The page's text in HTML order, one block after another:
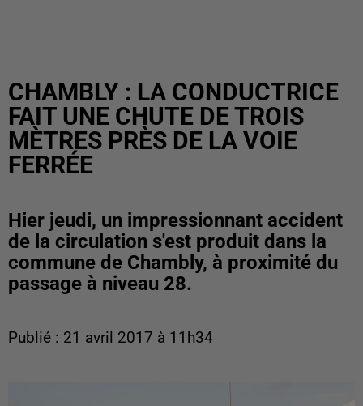
CHAMBLY : LA CONDUCTRICE
FAIT UNE CHUTE DE TROIS
MÈTRES PRÈS DE LA VOIE
FERRÉE
Hier jeudi, un impressionnant accident
de la circulation s'est produit dans la
commune de Chambly, à proximité du
passage à niveau 28.
Publié : 21 avril 2017 à 11h34